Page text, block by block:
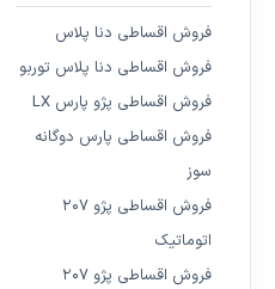
فروش اقساطی دنا پلاس
فروش اقساطی دنا پلاس توربو
فروش اقساطی پژو پارس LX
فروش اقساطی پارس دوگانه
سوز
فروش اقساطی پژو ۲۰۷
اتوماتیک
فروش اقساطی پژو ۲۰۷